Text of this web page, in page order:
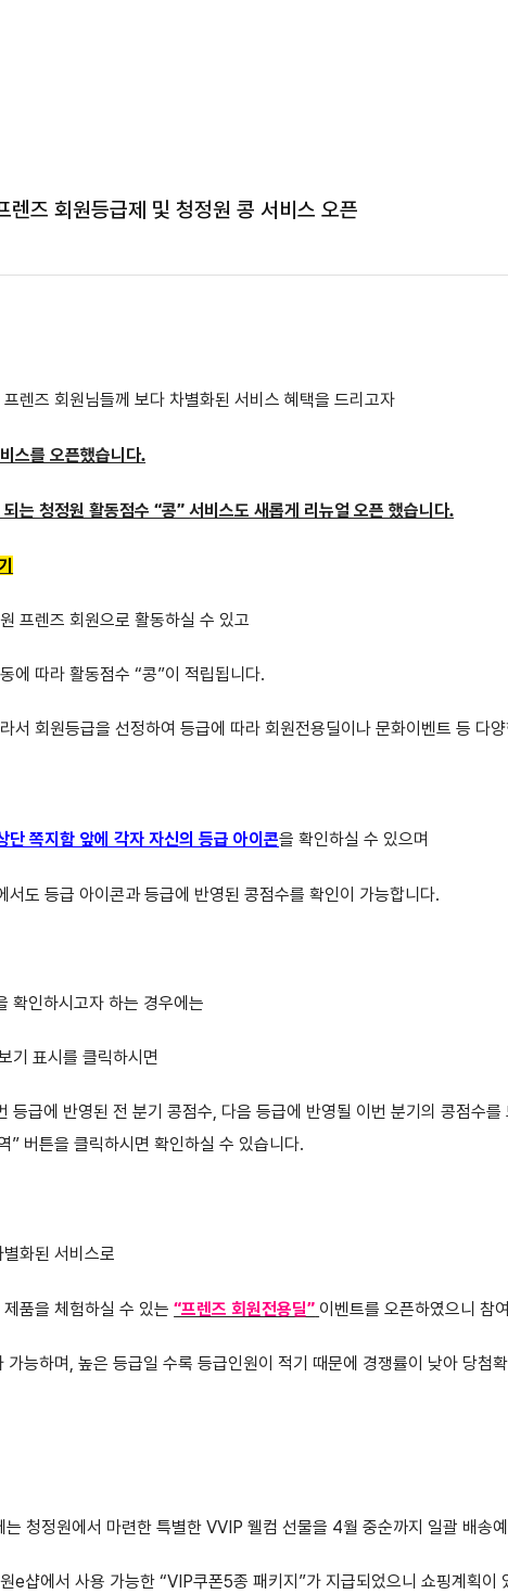
렌즈 회원등급제 및 청정원 콩 서비스 오픈
렌즈 회원님들께 보다 차별화된 서비스 혜택을 드리고자
스를 오픈했습니다.
는 청정원 활동점수 “콩” 서비스도 새롭게 리뉴얼 오픈 했습니다.
프렌즈 회원으로 활동하실 수 있고
에 따라 활동점수 “콩”이 적립됩니다.
서 회원등급을 선정하여 등급에 따라 회원전용딜이나 문화이벤트 등 다
단 쪽지함 앞에 각자 자신의 등급 아이콘을 확인하실 수 있으며
서도 등급 아이콘과 등급에 반영된 콩점수를 확인이 가능합니다.
확인하시고자 하는 경우에는
기 표시를 클릭하시면
등급에 반영된 전 분기 콩점수, 다음 등급에 반영될 이번 분기의 콩점수
” 버튼을 클릭하시면 확인하실 수 있습니다.
화된 서비스로
제품을 체험하실 수 있는“프렌즈 회원전용딜” 이벤트를 오픈하였으니 참
가능하며, 높은 등급일 수록 등급인원이 적기 때문에 경쟁률이 낮아 당첨
청정원에서 마련한 특별한 VVIP 웰컴 선물을 4월 중순까지 일괄 배송
e샵에서 사용 가능한 “VIP쿠폰5종 패키지”가 지급되었으니 쇼핑계획